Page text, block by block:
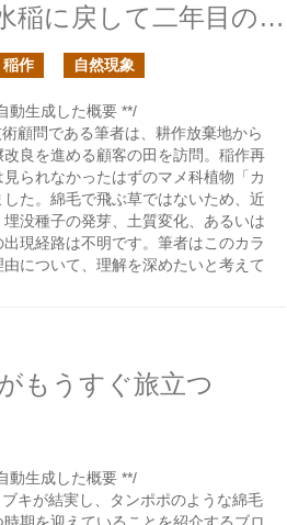
耕作放棄地から水稲に戻して二年目の土でカラスノエンドウを見かけた
稲作 自然現象
動生成した概要 **/
顧問である筆者は、耕作放棄地から
良を進める顧客の田を訪問。稲作再
られなかったはずのマメ科植物「カ
た。綿毛で飛ぶ草ではないため、近
没種子の発芽、土質変化、あるいは
現経路は不明です。筆者はこのカラ
について、理解を深めたいと考えて
もうすぐ旅立つ
動生成した概要 **/
キが結実し、タンポポのような綿毛